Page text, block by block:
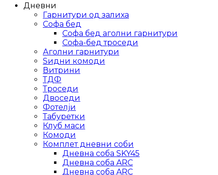
Дневни
Гарнитури од залиха
Софа бед
Софа бед аголни гарнитури
Софа-бед троседи
Аголни гарнитури
Ѕидни комоди
Витрини
ТДФ
Троседи
Двоседи
Фотелји
Табуретки
Клуб маси
Комоди
Комплет дневни соби
Дневна соба SKY45
Дневна соба ARC
Дневна соба ARC